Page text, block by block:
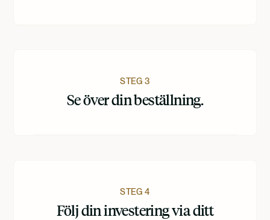
STEG 3
Se över din beställning.
STEG 4
Följ din investering via ditt